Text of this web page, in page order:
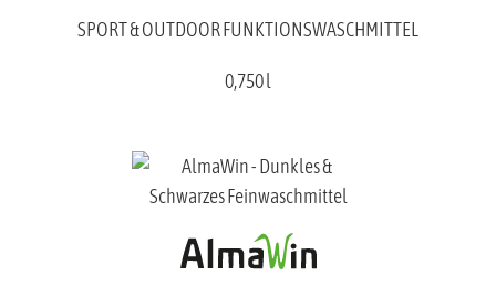
SPORT & OUTDOOR FUNKTIONSWASCHMITTEL
0,750 l